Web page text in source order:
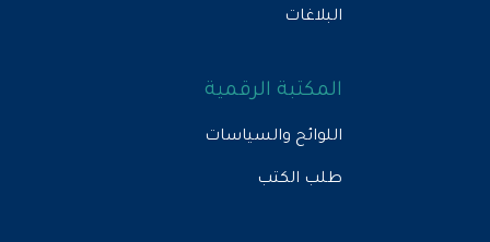
البلاغات
المكتبة الرقمية
اللوائح والسياسات
طلب الكتب